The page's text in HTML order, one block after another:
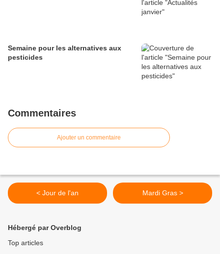
Semaine pour les alternatives aux
pesticides
Commentaires
Ajouter un commentaire
< Jour de l'an Mardi Gras >
Hébergé par Overblog
Top articles